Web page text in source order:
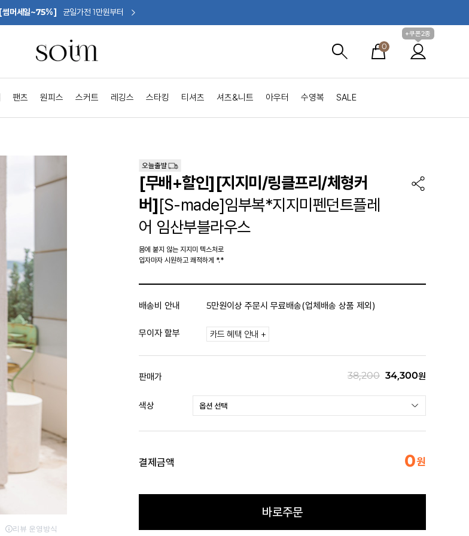
[썸머세일~75%] 균일가전 1만원부터
0
+쿠폰2종
팬츠 원피스 스커트 레깅스 스타킹 티셔츠 셔츠&니트 아우터 수영복 SALE
[무배+할인][지지미/링클프리/체형커
버][S-made]임부복*지지미펜던트플레
어 임산부블라우스
몸에 붙지 않는 지지미 텍스처로
입자마자 시원하고 쾌적하게 *.*
배송비 안내 5만원이상 주문시 무료배송(업체배송 상품 제외)
무이자 할부 카드 혜택 안내 +
판매가 38,200 34,300원
색상
결제금액 0원
바로주문